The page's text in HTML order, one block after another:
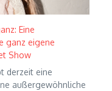
Eine
ganz eigene
Show
derzeit eine
außergewöhnliche